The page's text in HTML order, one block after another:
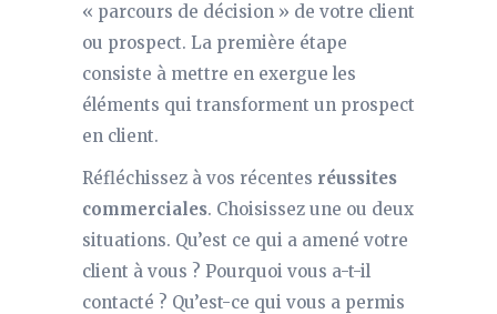
« parcours de décision » de votre client
ou prospect. La première étape
consiste à mettre en exergue les
éléments qui transforment un prospect
en client.
Réfléchissez à vos récentes réussites
commerciales. Choisissez une ou deux
situations. Qu’est ce qui a amené votre
client à vous ? Pourquoi vous a-t-il
contacté ? Qu’est-ce qui vous a permis